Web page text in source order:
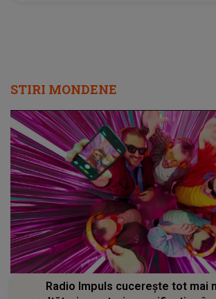
STIRI MONDENE
Radio Impuls cucerește tot mai